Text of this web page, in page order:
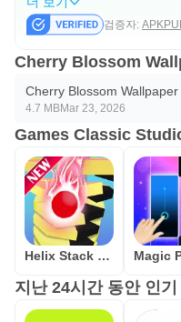
검증자:
Cherry Blossom
Cherry Blossom
4.7 MBMar 23, 2026
Games Classic
Helix Stack Smash: Jump Ball
지난 24시간 동안 인기